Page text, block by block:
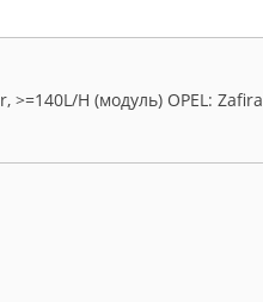
>=140L/H (модуль) OPEL: Zafira